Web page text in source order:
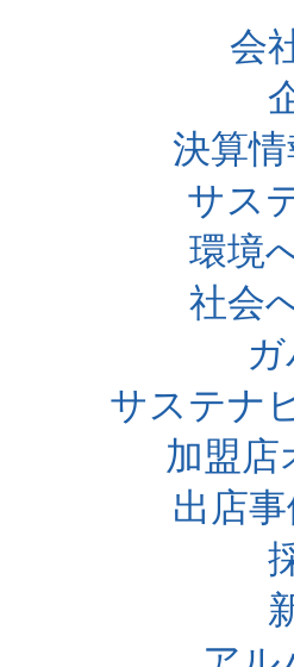
会
決算
サス
環境
社会
サステナ
加盟店
出店